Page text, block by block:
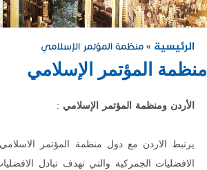
الرئيسية » منظمة المؤتمر الإسلامي
منظمة المؤتمر الإسلامي
الأردن ومنظمة المؤتمر الإسلامي :
يرتبط الاردن مع دول منظمة المؤتمر الاسلامي
الافضليات الجمركية والتي تهدف تبادل